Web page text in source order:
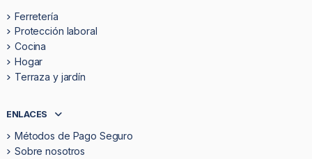
Ferretería
Protección laboral
Cocina
Hogar
Terraza y jardín
ENLACES
Métodos de Pago Seguro
Sobre nosotros